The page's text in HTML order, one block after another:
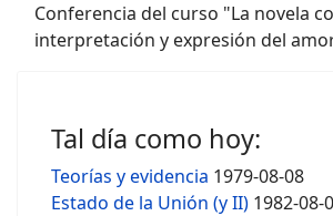
Conferencia del curso "La novela
interpretación y expresión del
Tal día como hoy:
Teorías y evidencia 1979-08-08
Estado de la Unión (y II) 1982-08-